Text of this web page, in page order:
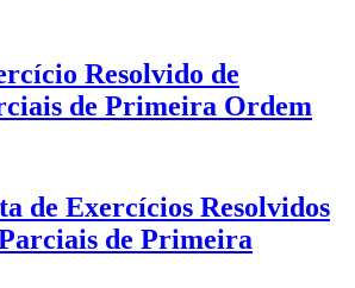
Resolvido de
de Primeira Ordem
de Exercícios Resolvidos
de Primeira